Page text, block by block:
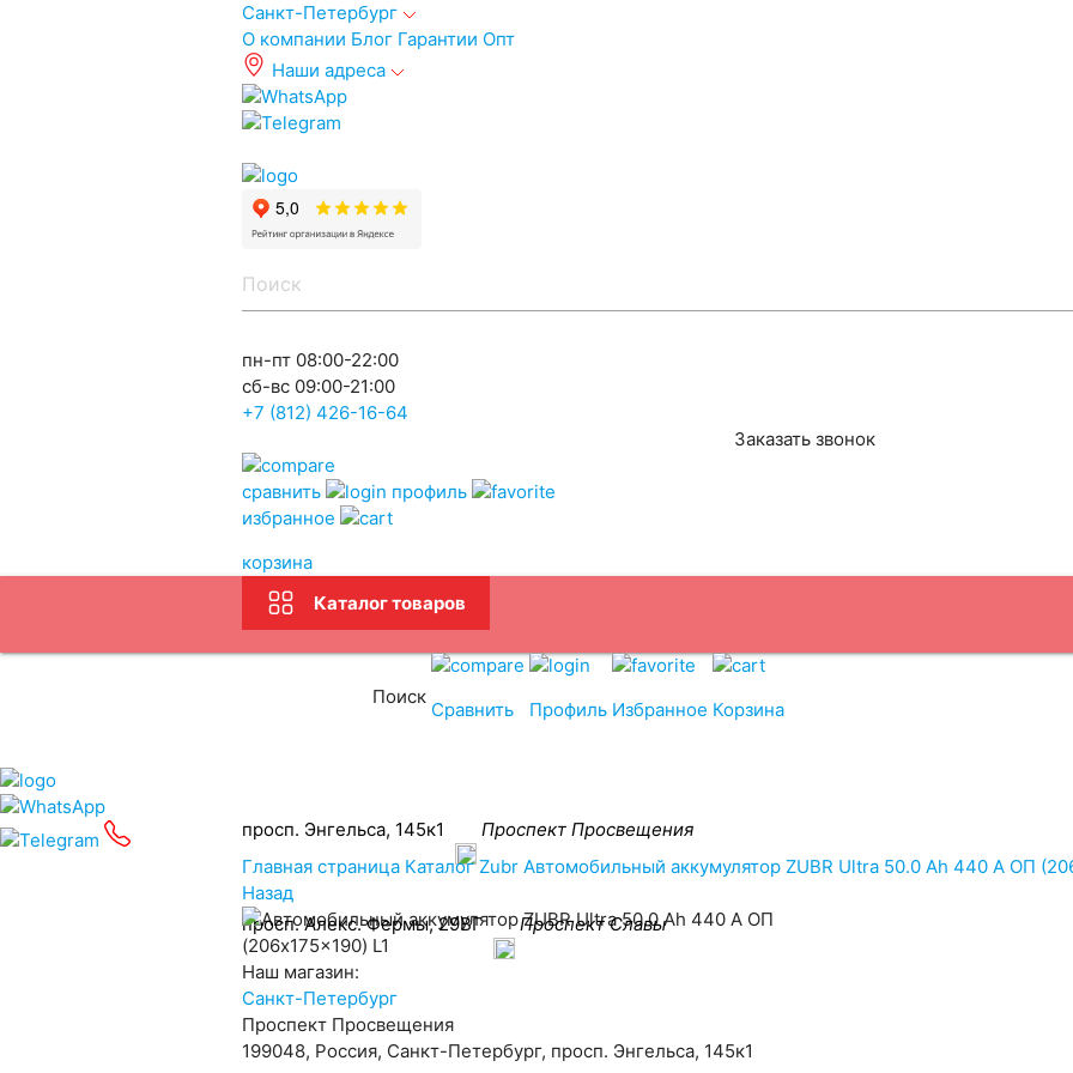
Санкт-Петербург
О компании Блог Гарантии Опт
Наши адреса
пн-пт 08:00-22:00
сб-вс 09:00-21:00
+7 (812) 426-16-64
Заказать звонок
сравнить
профиль
избранное
корзина
Каталог товаров
Услуги Бренды
Доставка Оплата Прием Б/У АКБ
просп. Энгельса, 145к1 Проспект Просвещения
просп. Алекс. Фермы, 29ВГ Проспект Славы
Поиск
Сравнить Профиль Избранное Корзина
Главная страница Каталог Zubr Автомобильный аккумулятор ZUBR Ultra 50.0 Ah 440 A ОП
Назад
Наш магазин:
Санкт-Петербург
Проспект Просвещения
199048, Россия, Санкт-Петербург, просп. Энгельса, 145к1